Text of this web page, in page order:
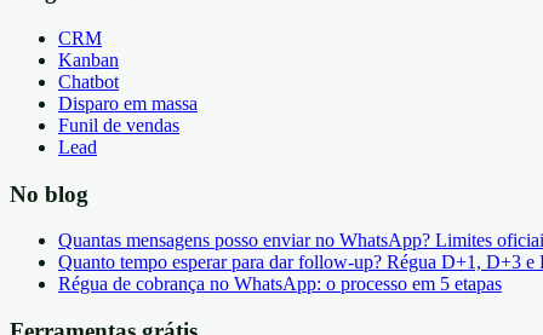
CRM
Kanban
Chatbot
Disparo em massa
Funil de vendas
Lead
No blog
Quantas mensagens posso enviar no WhatsApp? Limites
Quanto tempo esperar para dar follow-up? Régua D+1, D+3 e
Régua de cobrança no WhatsApp: o processo em 5 etapas